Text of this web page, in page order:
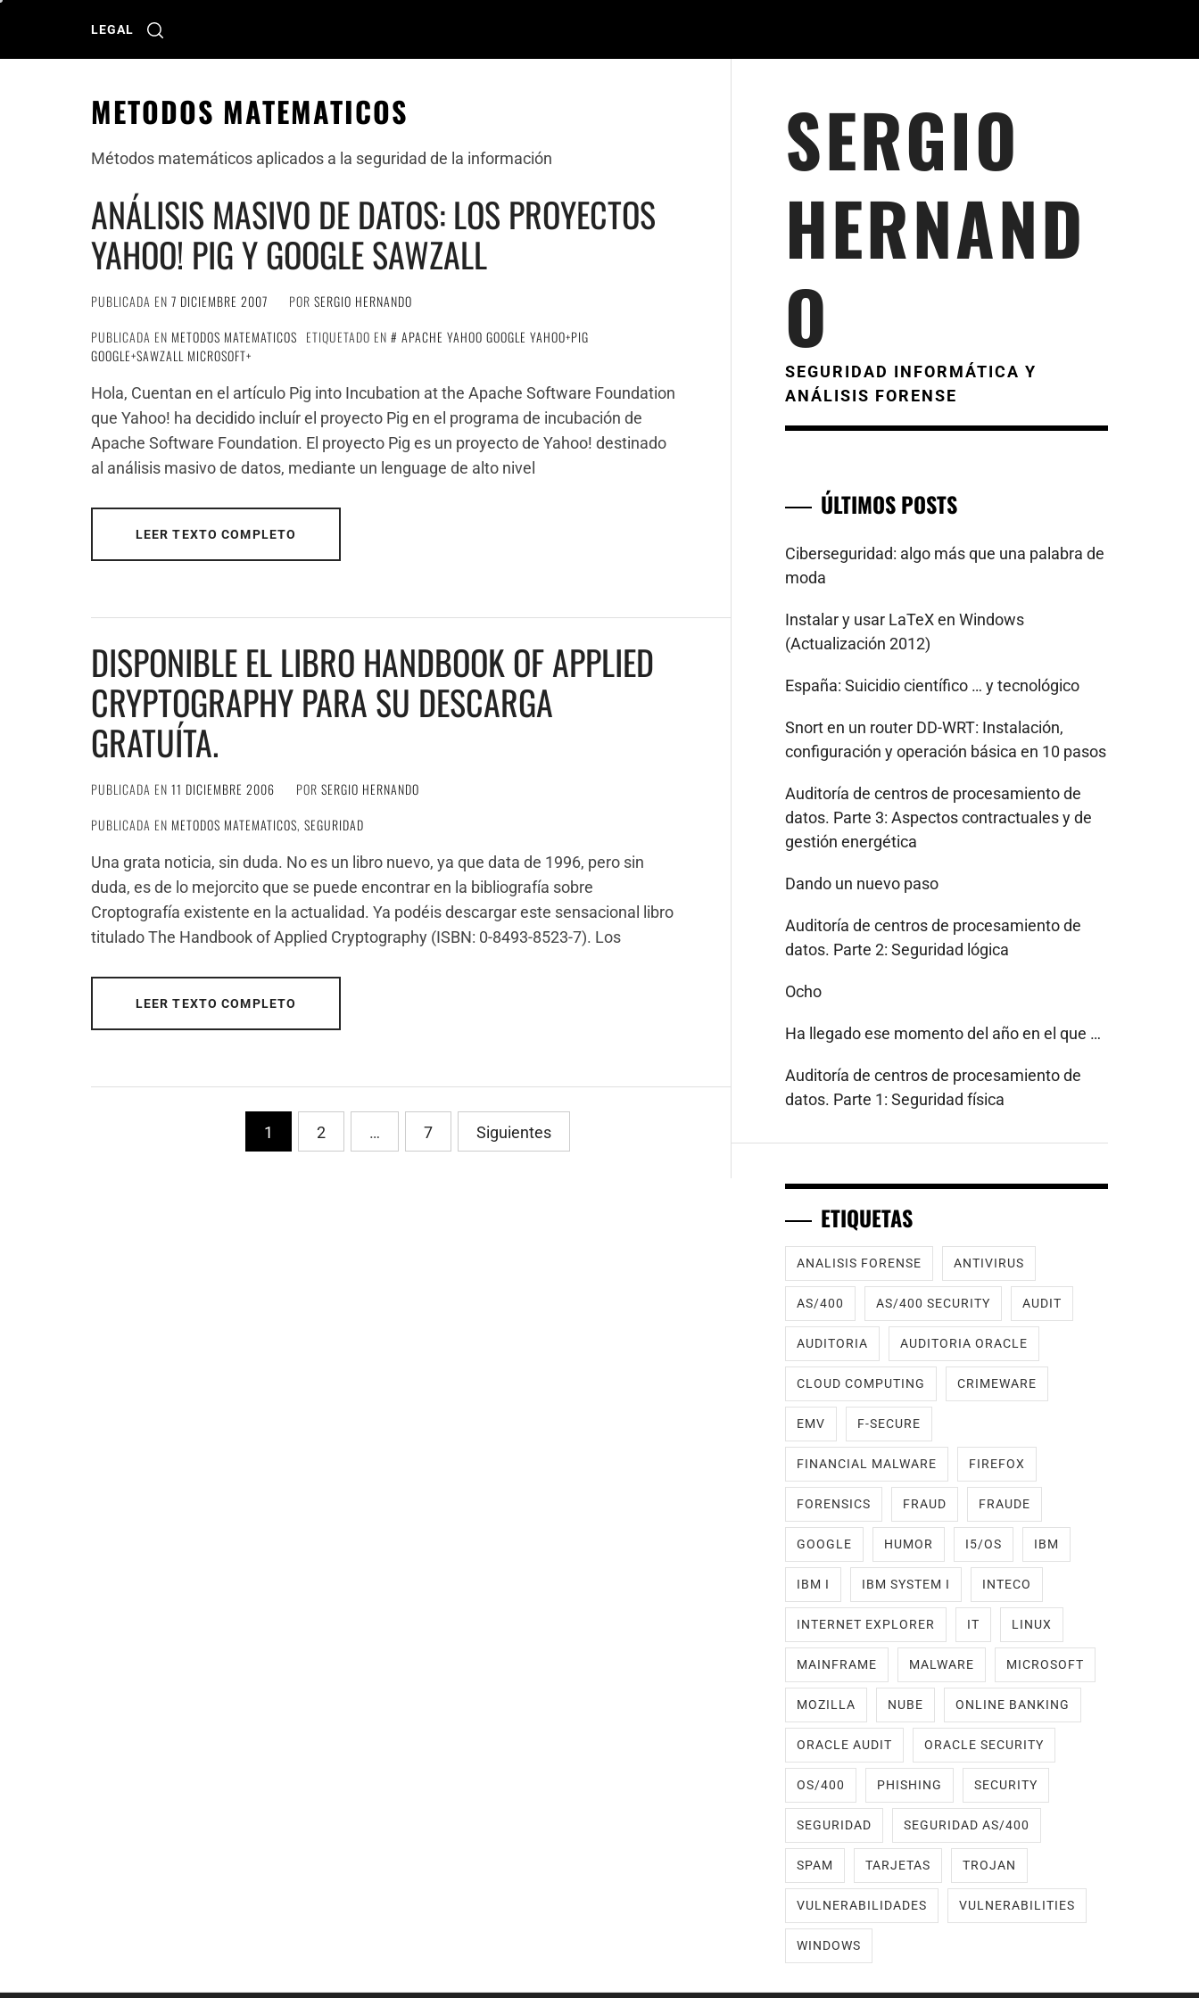
LEGAL
METODOS MATEMATICOS
Métodos matemáticos aplicados a la seguridad de la información
ANÁLISIS MASIVO DE DATOS: LOS PROYECTOS
YAHOO! PIG Y GOOGLE SAWZALL
PUBLICADA EN 7 DICIEMBRE 2007 POR SERGIO HERNANDO
PUBLICADA EN METODOS MATEMATICOS ETIQUETADO EN
APACHE YAHOO GOOGLE YAHOO+PIG
GOOGLE+SAWZALL MICROSOFT+
Hola, Cuentan en el artículo Pig into Incubation at the Apache Software Foundation
que Yahoo! ha decidido incluír el proyecto Pig en el programa de incubación de
Apache Software Foundation. El proyecto Pig es un proyecto de Yahoo! destinado
al análisis masivo de datos, mediante un lenguage de alto nivel
LEER TEXTO COMPLETO
DISPONIBLE EL LIBRO HANDBOOK OF APPLIED
CRYPTOGRAPHY PARA SU DESCARGA
GRATUÍTA.
PUBLICADA EN 11 DICIEMBRE 2006 POR SERGIO HERNANDO
PUBLICADA EN METODOS MATEMATICOS, SEGURIDAD
Una grata noticia, sin duda. No es un libro nuevo, ya que data de 1996, pero sin
duda, es de lo mejorcito que se puede encontrar en la bibliografía sobre
Croptografía existente en la actualidad. Ya podéis descargar este sensacional libro
titulado The Handbook of Applied Cryptography (ISBN: 0-8493-8523-7). Los
LEER TEXTO COMPLETO
1 2 … 7 Siguientes
SERGIO
HERNAND
O
SEGURIDAD INFORMÁTICA Y
ANÁLISIS FORENSE
ÚLTIMOS POSTS
Ciberseguridad: algo más que una palabra de
moda
Instalar y usar LaTeX en Windows
(Actualización 2012)
España: Suicidio científico … y tecnológico
Snort en un router DD-WRT: Instalación,
configuración y operación básica en 10 pasos
Auditoría de centros de procesamiento de
datos. Parte 3: Aspectos contractuales y de
gestión energética
Dando un nuevo paso
Auditoría de centros de procesamiento de
datos. Parte 2: Seguridad lógica
Ocho
Ha llegado ese momento del año en el que …
Auditoría de centros de procesamiento de
datos. Parte 1: Seguridad física
ETIQUETAS
ANALISIS FORENSE ANTIVIRUS
AS/400 AS/400 SECURITY AUDIT
AUDITORIA AUDITORIA ORACLE
CLOUD COMPUTING CRIMEWARE
EMV F-SECURE
FINANCIAL MALWARE FIREFOX
FORENSICS FRAUD FRAUDE
GOOGLE HUMOR I5/OS IBM
IBM I IBM SYSTEM I INTECO
INTERNET EXPLORER IT LINUX
MAINFRAME MALWARE MICROSOFT
MOZILLA NUBE ONLINE BANKING
ORACLE AUDIT ORACLE SECURITY
OS/400 PHISHING SECURITY
SEGURIDAD SEGURIDAD AS/400
SPAM TARJETAS TROJAN
VULNERABILIDADES VULNERABILITIES
WINDOWS